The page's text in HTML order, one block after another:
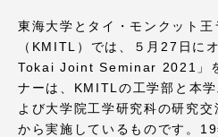
東海大学とタイ・モンクット王
（KMITL）では、５月27日に
Tokai Joint Seminar 2021」
ナーは、KMITLの工学部と本
よび大学院工学研究科の研究
から実施しているものです。
品川キャンパス
伊勢原キャンパス
熊本キャンパス